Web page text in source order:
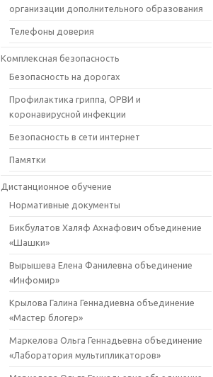
организации дополнительного образования
Телефоны доверия
Комплексная безопасность
Безопасность на дорогах
Профилактика гриппа, ОРВИ и
коронавирусной инфекции
Безопасность в сети интернет
Памятки
Дистанционное обучение
Нормативные документы
Бикбулатов Халяф Ахнафович объединение
«Шашки»
Вырышева Елена Фанилевна объединение
«Инфомир»
Крылова Галина Геннадиевна объединение
«Мастер блогер»
Маркелова Ольга Геннадьевна объединение
«Лаборатория мультипликаторов»